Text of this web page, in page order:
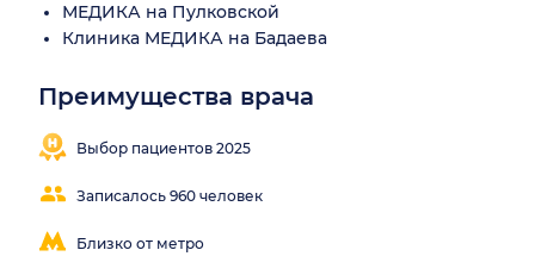
МЕДИКА на Пулковской
Клиника МЕДИКА на Бадаева
Преимущества врача
Выбор пациентов 2025
Записалось 960 человек
Близко от метро